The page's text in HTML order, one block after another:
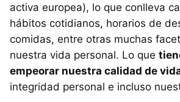
activa europea), lo que conlleva
hábitos cotidianos, horarios de
comidas, entre otras muchas
nuestra vida personal. Lo que
empeorar nuestra calidad de
integridad personal e incluso